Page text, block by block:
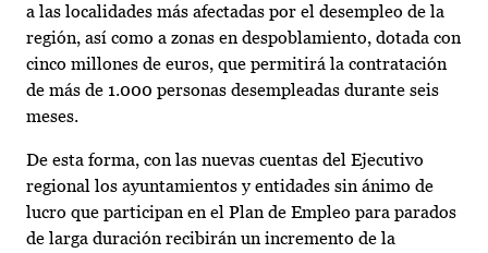
a las localidades más afectadas por el desempleo de la
región, así como a zonas en despoblamiento, dotada con
cinco millones de euros, que permitirá la contratación
de más de 1.000 personas desempleadas durante seis
meses.
De esta forma, con las nuevas cuentas del Ejecutivo
regional los ayuntamientos y entidades sin ánimo de
lucro que participan en el Plan de Empleo para parados
de larga duración recibirán un incremento de la